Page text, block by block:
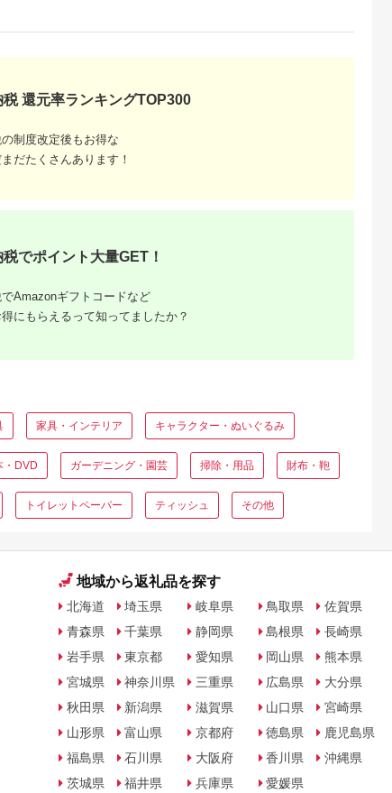
還元率ランキングTOP300
制度改定後もお得な
だたくさんあります！
でポイント大量GET！
Amazonギフトコードなど
にもらえるって知ってましたか？
家具・インテリア キャラクター・ぬいぐるみ
・DVD ガーデニング・園芸 掃除・用品 財布・鞄
トイレットペーパー ティッシュ その他
地域から返礼品を探す
北海道
青森県
岩手県
宮城県
秋田県
山形県
福島県
茨城県
埼玉県
千葉県
東京都
神奈川県
新潟県
富山県
石川県
福井県
岐阜県
静岡県
愛知県
三重県
滋賀県
京都府
大阪府
兵庫県
鳥取県
島根県
岡山県
広島県
山口県
徳島県
香川県
愛媛県
佐賀県
長崎県
熊本県
大分県
宮崎県
鹿児島県
沖縄県